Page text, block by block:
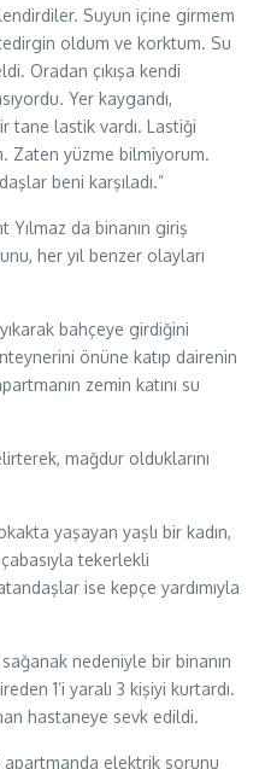
Suyun içine girmem
oldum ve korktum. Su
Oradan çıkışa kendi
Yer kaygandı,
tane lastik vardı. Lastiği
Zaten yüzme bilmiyorum.
beni karşıladı.”
Yılmaz da binanın giriş
her yıl benzer olayları
bahçeye girdiğini
önüne katıp dairenin
zemin katını su
mağdur olduklarını
yaşayan yaşlı bir kadın,
tekerlekli
ise kepçe yardımıyla
nedeniyle bir binanın
1’i yaralı 3 kişiyi kurtardı.
hastaneye sevk edildi.
apartmanda elektrik sorunu